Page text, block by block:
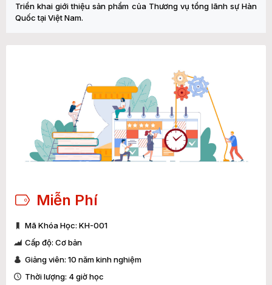
Triển khai giới thiệu sản phẩm của Thương vụ tổng lãnh sự Hàn
Quốc tại Việt Nam.
Miễn Phí
Mã Khóa Học: KH-001
Cấp độ: Cơ bản
Giảng viên: 10 năm kinh nghiệm
Thời lượng: 4 giờ học